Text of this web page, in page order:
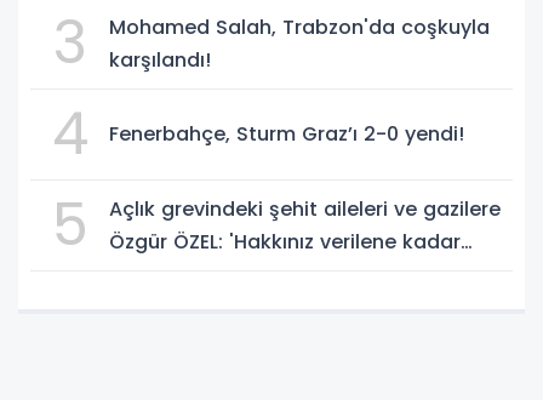
3
Mohamed Salah, Trabzon'da coşkuyla
karşılandı!
4 Fenerbahçe, Sturm Graz’ı 2-0 yendi!
5
Açlık grevindeki şehit aileleri ve gazilere
Özgür ÖZEL: 'Hakkınız verilene kadar